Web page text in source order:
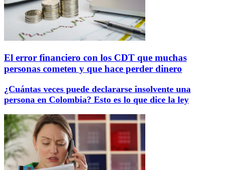
El error financiero con los CDT que muchas
personas cometen y que hace perder dinero
¿Cuántas veces puede declararse insolvente una
persona en Colombia? Esto es lo que dice la ley